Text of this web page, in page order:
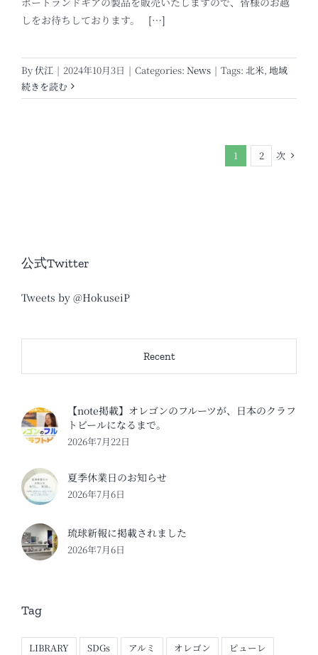
しをお待ちしております。 […]
By伏江 | 2024年10月3日 | Categories: News | Tags: 北米, 地域
続きを読む
1 2 次
公式Twitter
Tweets by @HokuseiP
Recent
【note掲載】オレゴンのフルーツが、日本のクラフ
トビールになるまで。
2026年7月22日
夏季休業日のお知らせ
2026年7月6日
琉球新報に掲載されました
2026年7月6日
Tag
LIBRARY SDGs アルミ オレゴン
ピューレ